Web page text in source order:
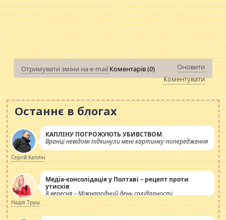
Отримувати зміни на e-mail Коментарів (0)
Оновити
Коментувати
Останнє в блогах
КАПЛІНУ ПОГРОЖУЮТЬ УБИВСТВОМ
Вранці невідомі підкинули мені картинку-попередження
Сергій Каплін
Медіа-консолідація у Полтаві – рецепт проти
утисків
8 вересня – Міжнародний день солідарності
журналістів.
Надія Труш